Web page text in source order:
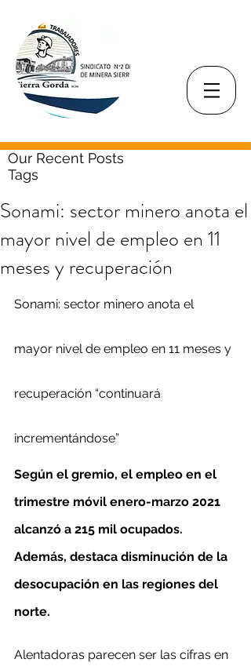
Our Recent Posts
Tags
Sonami: sector minero anota el
mayor nivel de empleo en 11
meses y recuperación
Sonami: sector minero anota el
mayor nivel de empleo en 11 meses y
recuperación “continuará
incrementándose”
Según el gremio, el empleo en el
trimestre móvil enero-marzo 2021
alcanzó a 215 mil ocupados.
Además, destaca disminución de la
desocupación en las regiones del
norte.
Alentadoras parecen ser las cifras en